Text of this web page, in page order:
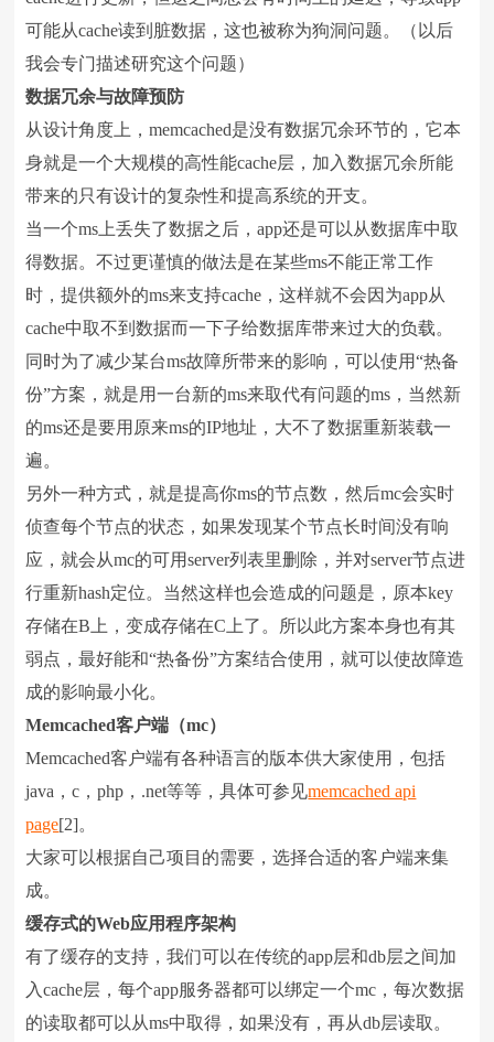
可能从cache读到脏数据，这也被称为狗洞问题。（以后
我会专门描述研究这个问题）
数据冗余与故障预防
从设计角度上，memcached是没有数据冗余环节的，它本
身就是一个大规模的高性能cache层，加入数据冗余所能
带来的只有设计的复杂性和提高系统的开支。
当一个ms上丢失了数据之后，app还是可以从数据库中取
得数据。不过更谨慎的做法是在某些ms不能正常工作
时，提供额外的ms来支持cache，这样就不会因为app从
cache中取不到数据而一下子给数据库带来过大的负载。
同时为了减少某台ms故障所带来的影响，可以使用“热备
份”方案，就是用一台新的ms来取代有问题的ms，当然新
的ms还是要用原来ms的IP地址，大不了数据重新装载一
遍。
另外一种方式，就是提高你ms的节点数，然后mc会实时
侦查每个节点的状态，如果发现某个节点长时间没有响
应，就会从mc的可用server列表里删除，并对server节点进
行重新hash定位。当然这样也会造成的问题是，原本key
存储在B上，变成存储在C上了。所以此方案本身也有其
弱点，最好能和“热备份”方案结合使用，就可以使故障造
成的影响最小化。
Memcached客户端（mc）
Memcached客户端有各种语言的版本供大家使用，包括
java，c，php，.net等等，具体可参见memcached api
page[2]。
大家可以根据自己项目的需要，选择合适的客户端来集
成。
缓存式的Web应用程序架构
有了缓存的支持，我们可以在传统的app层和db层之间加
入cache层，每个app服务器都可以绑定一个mc，每次数据
的读取都可以从ms中取得，如果没有，再从db层读取。